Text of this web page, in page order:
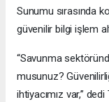
Sunumu sırasında
güvenilir bilgi işlem
“Savunma
musunuz?
ihtiyacımız var,”